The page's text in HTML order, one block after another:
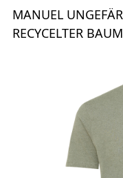
MANUEL
RECYCELTER